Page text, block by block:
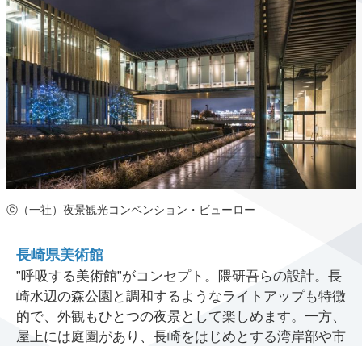
ⓒ（一社）夜景観光コンベンション・ビューロー
長崎県美術館
”呼吸する美術館”がコンセプト。隈研吾らの設計。長
崎水辺の森公園と調和するようなライトアップも特徴
的で、外観もひとつの夜景として楽しめます。一方、
屋上には庭園があり、長崎をはじめとする湾岸部や市